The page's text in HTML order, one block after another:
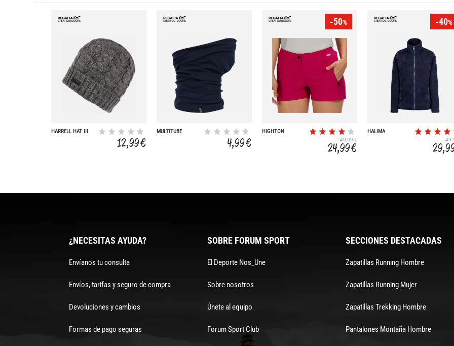
HARRELL HAT III
12,99 €
MULTITUBE
4,99 €
-50%
HIGHTON
49,99 €
24,99 €
-40%
HALIMA
¿NECESITAS AYUDA?
Envíanos tu consulta
Envíos, tarifas y seguro de compra
Devoluciones y cambios
Formas de pago seguras
SOBRE FORUM SPORT
El Deporte Nos_Une
Sobre nosotros
Únete al equipo
Forum Sport Club
SECCIONES DESTACADAS
Zapatillas Running Hombre
Zapatillas Running Mujer
Zapatillas Trekking Hombre
Pantalones Montaña Hombre